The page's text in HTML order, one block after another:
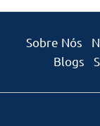
Sobre Nós
Blogs